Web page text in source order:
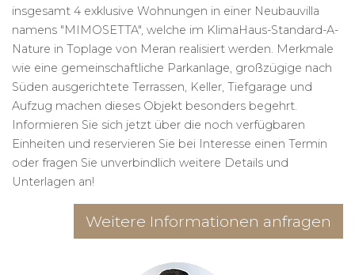
insgesamt 4 exklusive Wohnungen in einer Neubauvilla
namens "MIMOSETTA", welche im KlimaHaus-Standard-A-
Nature in Toplage von Meran realisiert werden. Merkmale
wie eine gemeinschaftliche Parkanlage, großzügige nach
Süden ausgerichtete Terrassen, Keller, Tiefgarage und
Aufzug machen dieses Objekt besonders begehrt.
Informieren Sie sich jetzt über die noch verfügbaren
Einheiten und reservieren Sie bei Interesse einen Termin
oder fragen Sie unverbindlich weitere Details und
Unterlagen an!
Weitere Informationen anfragen